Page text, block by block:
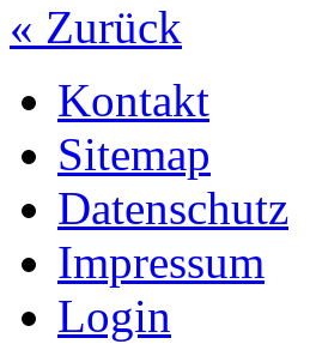
« Zurück
Kontakt
Sitemap
Datenschutz
Impressum
Login